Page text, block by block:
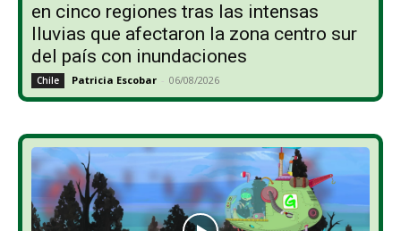
en cinco regiones tras las intensas
lluvias que afectaron la zona centro sur
del país con inundaciones
Chile Patricia Escobar - 06/08/2026